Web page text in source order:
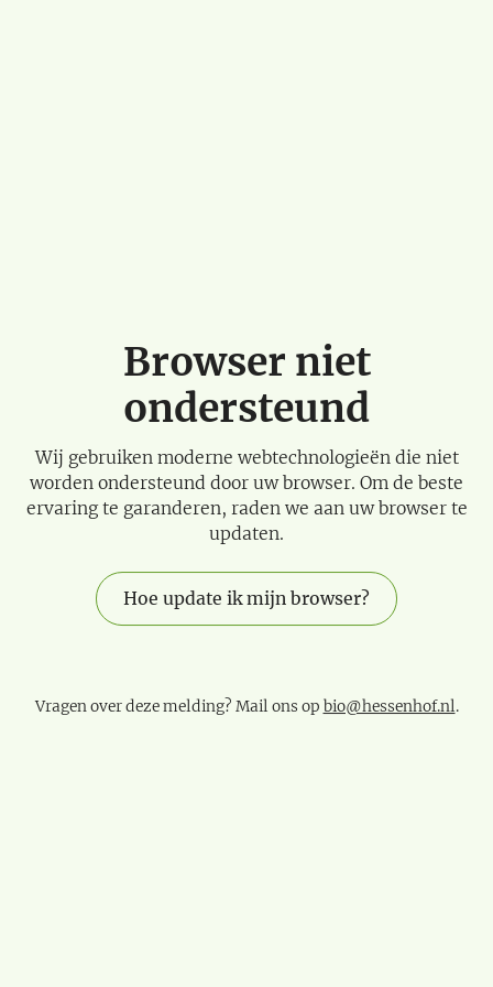
Browser niet
ondersteund
Wij gebruiken moderne webtechnologieën die niet
worden ondersteund door uw browser. Om de beste
ervaring te garanderen, raden we aan uw browser te
updaten.
Hoe update ik mijn browser?
Vragen over deze melding? Mail ons op bio@hessenhof.nl.